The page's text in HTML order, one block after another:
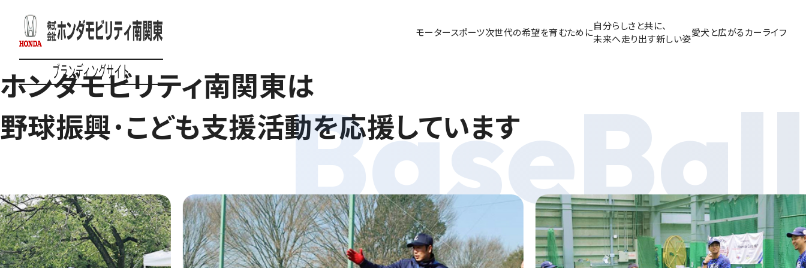
モータースポーツ次世代の希望を育むために
自分らしさと共に、
未来へ走り出す新しい姿愛犬と広がるカーライフ
ホンダモビリティ南関東は
野球振興･こども支援活動を応援しています